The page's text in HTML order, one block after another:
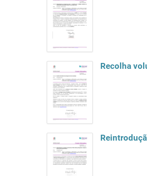
Recolha